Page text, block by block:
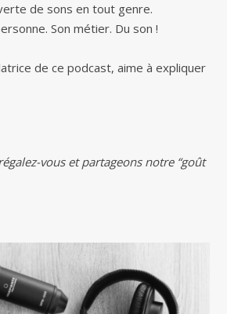
de sons en tout genre.
Son métier. Du son !
de ce podcast, aime à expliquer
vous et partageons notre “goût